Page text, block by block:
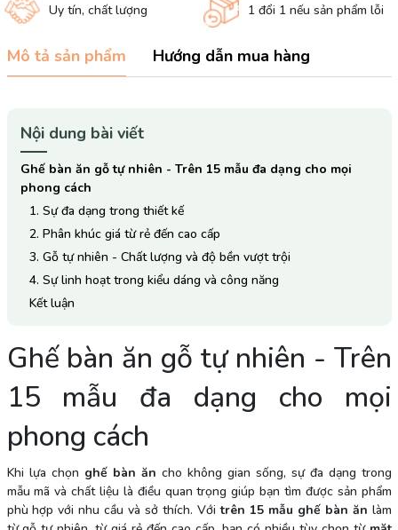
Uy tín, chất lượng 1 đổi 1 nếu sản phẩm lỗi
Mô tả sản phẩm Hướng dẫn mua hàng
Nội dung bài viết
Ghế bàn ăn gỗ tự nhiên - Trên 15 mẫu đa dạng cho mọi
phong cách
1. Sự đa dạng trong thiết kế
2. Phân khúc giá từ rẻ đến cao cấp
3. Gỗ tự nhiên - Chất lượng và độ bền vượt trội
4. Sự linh hoạt trong kiểu dáng và công năng
Kết luận
Ghế bàn ăn gỗ tự nhiên - Trên
15 mẫu đa dạng cho mọi
phong cách
Khi lựa chọn ghế bàn ăn cho không gian sống, sự đa dạng trong
mẫu mã và chất liệu là điều quan trọng giúp bạn tìm được sản phẩm
phù hợp với nhu cầu và sở thích. Vớitrên 15 mẫu ghế bàn ăn làm